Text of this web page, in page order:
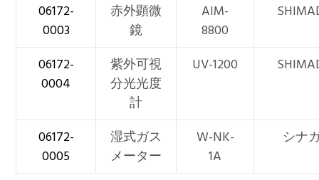
06172-
0003
赤外顕微
鏡
AIM-
8800
06172-
0004
紫外可視
分光光度
計
UV-1200
06172-
0005
湿式ガス
メーター
W-NK-
1A
シナ